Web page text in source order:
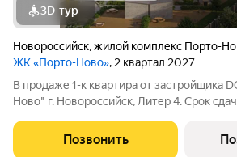
3D-тур
Новороссийск,жилой комплекс Порто-
ЖК «Порто-Ново», 2 квартал 2027
В продаже 1-к квартира от застройщика
Ново" г. Новороссийск, Литер 4. Срок
для комфортной жизни. Место, где шум
становится саундтреком
Позвонить